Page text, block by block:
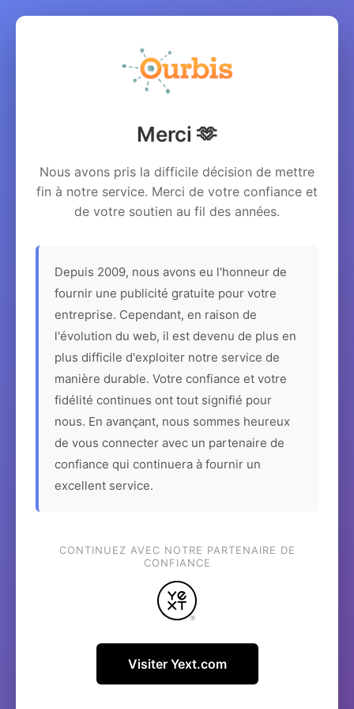
Merci 🫶
Nous avons pris la difficile décision de mettre
fin à notre service. Merci de votre confiance et
de votre soutien au fil des années.
Depuis 2009, nous avons eu l'honneur de
fournir une publicité gratuite pour votre
entreprise. Cependant, en raison de
l'évolution du web, il est devenu de plus en
plus difficile d'exploiter notre service de
manière durable. Votre confiance et votre
fidélité continues ont tout signifié pour
nous. En avançant, nous sommes heureux
de vous connecter avec un partenaire de
confiance qui continuera à fournir un
excellent service.
CONTINUEZ AVEC NOTRE PARTENAIRE DE
CONFIANCE
Visiter Yext.com